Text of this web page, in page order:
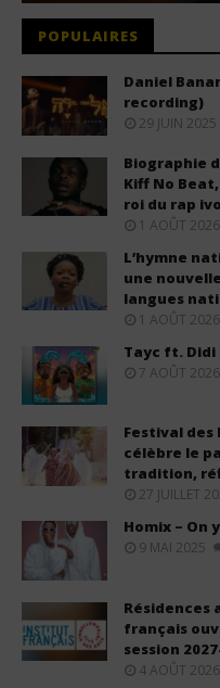
POPULAIRES
Daniel
recording)
29 JUIN 2025
Biographie
Kiff No
roi du rap
1 AOÛT 2026
L’hymne
une
langues
1 AOÛT 2026
Tayc ft. Didi
7 AOÛT 2026
Festival des
célèbre le
tradition,
27 JUILLET
Homix – On
9 MAI 2025
Résidences
français
session
4 AOÛT 2026